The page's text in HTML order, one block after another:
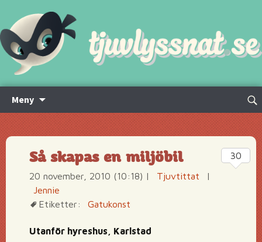
Meny
innehåll
Sök
Så skapas en miljöbil
20 november, 2010 (10:18) | Tjuvtittat
|
Jennie
Etiketter:
Gatukonst
Utanför hyreshus, Karlstad
30